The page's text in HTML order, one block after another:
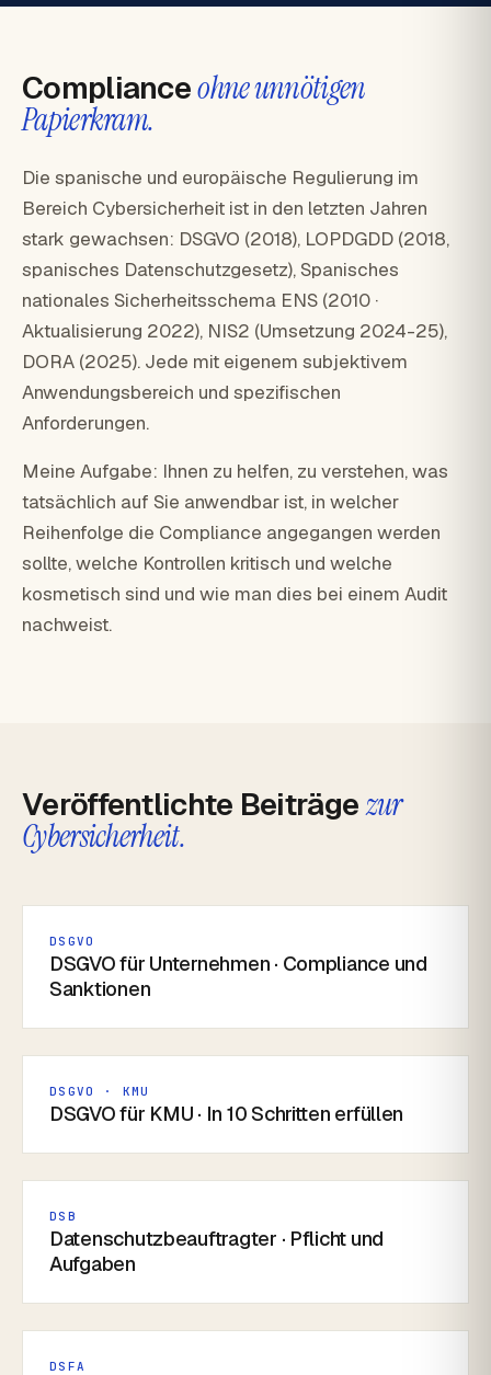
Complianceohne unnötigen
Papierkram.
Die spanische und europäische Regulierung im
Bereich Cybersicherheit ist in den letzten Jahren
stark gewachsen: DSGVO (2018), LOPDGDD (2018,
spanisches Datenschutzgesetz), Spanisches
nationales Sicherheitsschema ENS (2010 ·
Aktualisierung 2022), NIS2 (Umsetzung 2024-25),
DORA (2025). Jede mit eigenem subjektivem
Anwendungsbereich und spezifischen
Anforderungen.
Meine Aufgabe: Ihnen zu helfen, zu verstehen, was
tatsächlich auf Sie anwendbar ist, in welcher
Reihenfolge die Compliance angegangen werden
sollte, welche Kontrollen kritisch und welche
kosmetisch sind und wie man dies bei einem Audit
nachweist.
Veröffentlichte Beiträgezur
Cybersicherheit.
DSGVO
DSGVO für Unternehmen · Compliance und
Sanktionen
DSGVO · KMU
DSGVO für KMU · In 10 Schritten erfüllen
DSB
Datenschutzbeauftragter · Pflicht und
Aufgaben
DSFA